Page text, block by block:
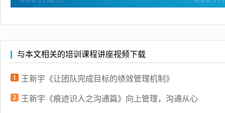
与本文相关的培训课程讲座视频下载
1 王新宇《让团队完成目标的绩效管理机制》
2 王新宇《痕迹识人之沟通篇》向上管理，沟通从心